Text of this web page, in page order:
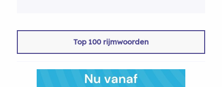
Top 100 rijmwoorden